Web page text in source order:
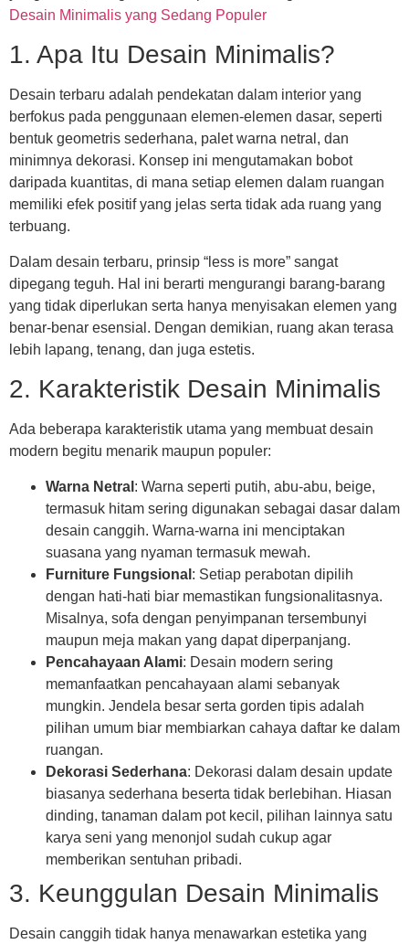
Desain Minimalis yang Sedang Populer
1. Apa Itu Desain Minimalis?
Desain terbaru adalah pendekatan dalam interior yang
berfokus pada penggunaan elemen-elemen dasar, seperti
bentuk geometris sederhana, palet warna netral, dan
minimnya dekorasi. Konsep ini mengutamakan bobot
daripada kuantitas, di mana setiap elemen dalam ruangan
memiliki efek positif yang jelas serta tidak ada ruang yang
terbuang.
Dalam desain terbaru, prinsip “less is more” sangat
dipegang teguh. Hal ini berarti mengurangi barang-barang
yang tidak diperlukan serta hanya menyisakan elemen yang
benar-benar esensial. Dengan demikian, ruang akan terasa
lebih lapang, tenang, dan juga estetis.
2. Karakteristik Desain Minimalis
Ada beberapa karakteristik utama yang membuat desain
modern begitu menarik maupun populer:
Warna Netral : Warna seperti putih, abu-abu, beige,
termasuk hitam sering digunakan sebagai dasar dalam
desain canggih. Warna-warna ini menciptakan
suasana yang nyaman termasuk mewah.
Furniture Fungsional : Setiap perabotan dipilih
dengan hati-hati biar memastikan fungsionalitasnya.
Misalnya, sofa dengan penyimpanan tersembunyi
maupun meja makan yang dapat diperpanjang.
Pencahayaan Alami: Desain modern sering
memanfaatkan pencahayaan alami sebanyak
mungkin. Jendela besar serta gorden tipis adalah
pilihan umum biar membiarkan cahaya daftar ke dalam
ruangan.
Dekorasi Sederhana: Dekorasi dalam desain update
biasanya sederhana beserta tidak berlebihan. Hiasan
dinding, tanaman dalam pot kecil, pilihan lainnya satu
karya seni yang menonjol sudah cukup agar
memberikan sentuhan pribadi.
3. Keunggulan Desain Minimalis
Desain canggih tidak hanya menawarkan estetika yang